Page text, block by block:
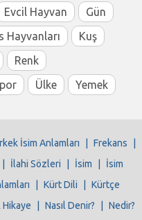
Evcil Hayvan
Gün
Hayvanları
Kuş
Renk
Ülke Yemek
İsim Anlamları Frekans
İlahi Sözleri İsim
İsim
Kürt Dili
Kürtçe
Nasıl Denir?
Nedir?